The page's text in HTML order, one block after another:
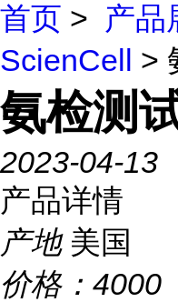
首页 > 产品
ScienCell >
氨检测
2023-04-13
产品详情
产地 美国
价格： 4000